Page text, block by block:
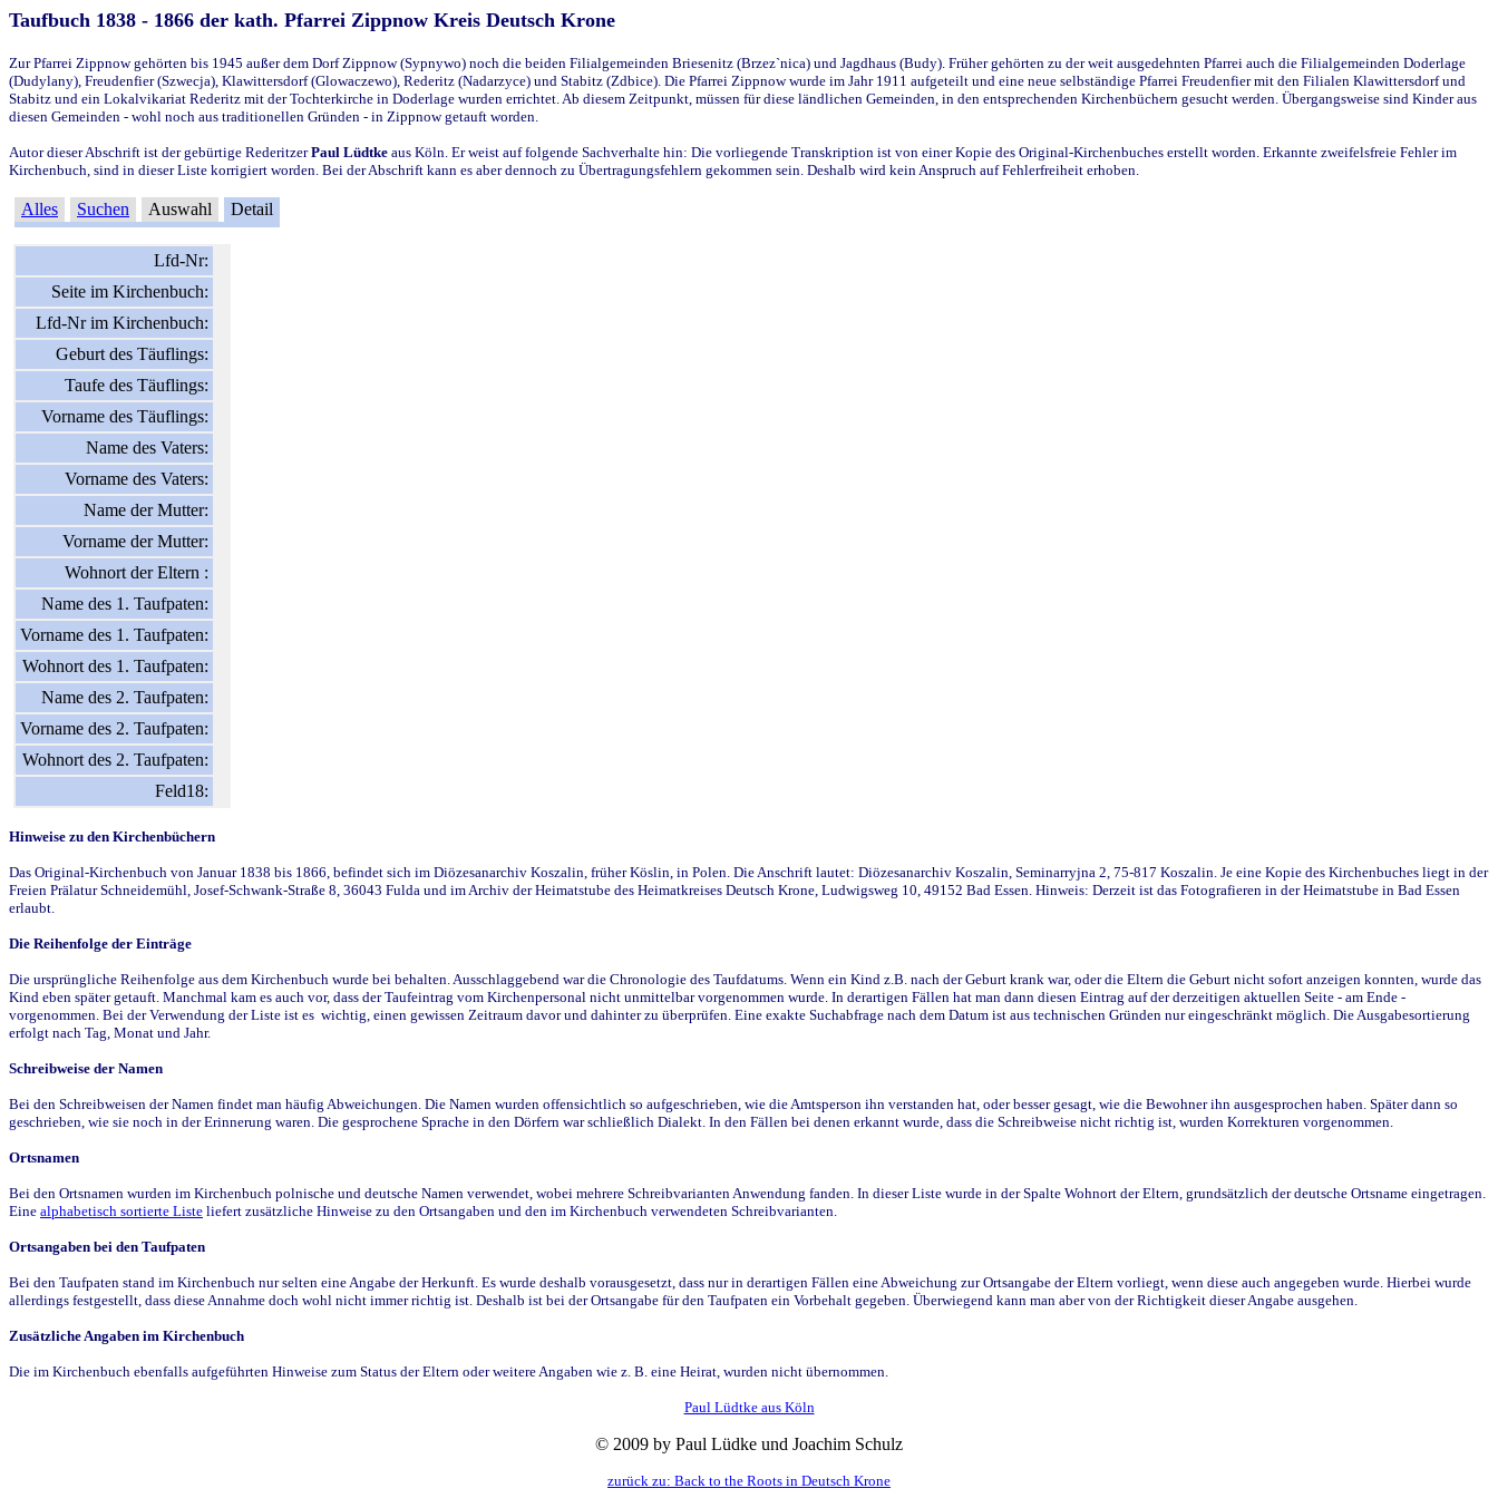
Taufbuch 1838 - 1866 der kath. Pfarrei Zippnow Kreis Deutsch Krone
Zur Pfarrei Zippnow gehörten bis 1945 außer dem Dorf Zippnow (Sypnywo) noch die beiden Filialgemeinden Briesenitz (Brzez`nica) und Jagdhaus (Budy). Früher gehörten zu der weit ausgedehnten Pfarrei auch die Filialgemeinden Doderlage
(Dudylany), Freudenfier (Szwecja), Klawittersdorf (Glowaczewo), Rederitz (Nadarzyce) und Stabitz (Zdbice). Die Pfarrei Zippnow wurde im Jahr 1911 aufgeteilt und eine neue selbständige Pfarrei Freudenfier mit den Filialen Klawittersdorf und
Stabitz und ein Lokalvikariat Rederitz mit der Tochterkirche in Doderlage wurden errichtet. Ab diesem Zeitpunkt, müssen für diese ländlichen Gemeinden, in den entsprechenden Kirchenbüchern gesucht werden. Übergangsweise sind Kinder aus
diesen Gemeinden - wohl noch aus traditionellen Gründen - in Zippnow getauft worden.
Autor dieser Abschrift ist der gebürtige RederitzerPaul Lüdtke aus Köln. Er weist auf folgende Sachverhalte hin: Die vorliegende Transkription ist von einer Kopie des Original-Kirchenbuches erstellt worden. Erkannte zweifelsfreie Fehler im
Kirchenbuch, sind in dieser Liste korrigiert worden. Bei der Abschrift kann es aber dennoch zu Übertragungsfehlern gekommen sein. Deshalb wird kein Anspruch auf Fehlerfreiheit erhoben.
Alles Suchen Auswahl Detail
Lfd-Nr:
Seite im Kirchenbuch:
Lfd-Nr im Kirchenbuch:
Geburt des Täuflings:
Taufe des Täuflings:
Vorname des Täuflings:
Name des Vaters:
Vorname des Vaters:
Name der Mutter:
Vorname der Mutter:
Wohnort der Eltern :
Name des 1. Taufpaten:
Vorname des 1. Taufpaten:
Wohnort des 1. Taufpaten:
Name des 2. Taufpaten:
Vorname des 2. Taufpaten:
Wohnort des 2. Taufpaten:
Feld18:
Hinweise zu den Kirchenbüchern
Das Original-Kirchenbuch von Januar 1838 bis 1866, befindet sich im Diözesanarchiv Koszalin, früher Köslin, in Polen. Die Anschrift lautet: Diözesanarchiv Koszalin, Seminarryjna 2, 75-817 Koszalin. Je eine Kopie des Kirchenbuches liegt in der
Freien Prälatur Schneidemühl, Josef-Schwank-Straße 8, 36043 Fulda und im Archiv der Heimatstube des Heimatkreises Deutsch Krone, Ludwigsweg 10, 49152 Bad Essen. Hinweis: Derzeit ist das Fotografieren in der Heimatstube in Bad Essen
erlaubt.
Die Reihenfolge der Einträge
Die ursprüngliche Reihenfolge aus dem Kirchenbuch wurde bei behalten. Ausschlaggebend war die Chronologie des Taufdatums. Wenn ein Kind z.B. nach der Geburt krank war, oder die Eltern die Geburt nicht sofort anzeigen konnten, wurde das
Kind eben später getauft. Manchmal kam es auch vor, dass der Taufeintrag vom Kirchenpersonal nicht unmittelbar vorgenommen wurde. In derartigen Fällen hat man dann diesen Eintrag auf der derzeitigen aktuellen Seite - am Ende -
vorgenommen. Bei der Verwendung der Liste ist es wichtig, einen gewissen Zeitraum davor und dahinter zu überprüfen. Eine exakte Suchabfrage nach dem Datum ist aus technischen Gründen nur eingeschränkt möglich. Die Ausgabesortierung
erfolgt nach Tag, Monat und Jahr.
Schreibweise der Namen
Bei den Schreibweisen der Namen findet man häufig Abweichungen. Die Namen wurden offensichtlich so aufgeschrieben, wie die Amtsperson ihn verstanden hat, oder besser gesagt, wie die Bewohner ihn ausgesprochen haben. Später dann so
geschrieben, wie sie noch in der Erinnerung waren. Die gesprochene Sprache in den Dörfern war schließlich Dialekt. In den Fällen bei denen erkannt wurde, dass die Schreibweise nicht richtig ist, wurden Korrekturen vorgenommen.
Ortsnamen
Bei den Ortsnamen wurden im Kirchenbuch polnische und deutsche Namen verwendet, wobei mehrere Schreibvarianten Anwendung fanden. In dieser Liste wurde in der Spalte Wohnort der Eltern, grundsätzlich der deutsche Ortsname eingetragen.
Eine alphabetisch sortierte Liste liefert zusätzliche Hinweise zu den Ortsangaben und den im Kirchenbuch verwendeten Schreibvarianten.
Ortsangaben bei den Taufpaten
Bei den Taufpaten stand im Kirchenbuch nur selten eine Angabe der Herkunft. Es wurde deshalb vorausgesetzt, dass nur in derartigen Fällen eine Abweichung zur Ortsangabe der Eltern vorliegt, wenn diese auch angegeben wurde. Hierbei wurde
allerdings festgestellt, dass diese Annahme doch wohl nicht immer richtig ist. Deshalb ist bei der Ortsangabe für den Taufpaten ein Vorbehalt gegeben. Überwiegend kann man aber von der Richtigkeit dieser Angabe ausgehen.
Zusätzliche Angaben im Kirchenbuch
Die im Kirchenbuch ebenfalls aufgeführten Hinweise zum Status der Eltern oder weitere Angaben wie z. B. eine Heirat, wurden nicht übernommen.
Paul Lüdtke aus Köln
© 2009 by Paul Lüdke und Joachim Schulz
zurück zu: Back to the Roots in Deutsch Krone